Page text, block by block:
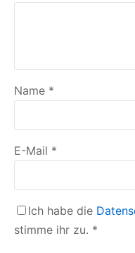
Name *
E-Mail *
Ich habe die
stimme ihr zu. *